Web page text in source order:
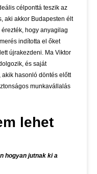
célponttá teszik az
aki akkor Budapesten élt
hogy anyagilag
indította el őket
újrakezdeni. Ma Viktor
és saját
hasonló döntés előtt
munkavállalás
lehet
hogyan jutnak ki a